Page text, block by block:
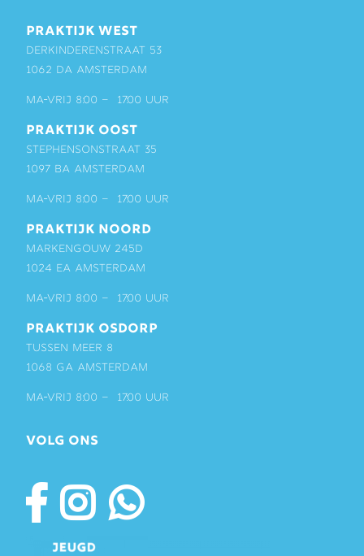
PRAKTIJK WEST
Derkinderenstraat 53
1062 DA Amsterdam
ma-vrij 8:00 – 17:00 uur
PRAKTIJK OOST
Stephensonstraat 35
1097 BA Amsterdam
ma-vrij 8:00 – 17:00 uur
PRAKTIJK NOORD
Markengouw 245D
1024 EA Amsterdam
ma-vrij 8:00 – 17:00 uur
PRAKTIJK OSDORP
Tussen Meer 8
1068 GA Amsterdam
ma-vrij 8:00 – 17:00 uur
VOLG ONS